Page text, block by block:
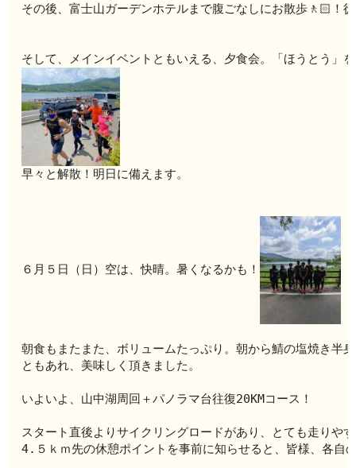
その後、富士山ガーデンホテルまで腹ごなしにお散歩🚶🏻！
そして、メインイベントともいえる、夕食会。「ほうとう」
早々と解散！明日に備えます。
６月５日（日）空は、快晴。暑くなるかも！
朝食もまたまた、ボリュームたっぷり。朝から鯖の塩焼き半
ともあれ、美味しく頂きました。
いよいよ、山中湖周回＋パノラマ台往復20KMコース！
スタート直後よりサイクリングロードがあり、とても走りや
4.５ｋｍ先の休憩ポイントを事前に知らせると、皆様、各自